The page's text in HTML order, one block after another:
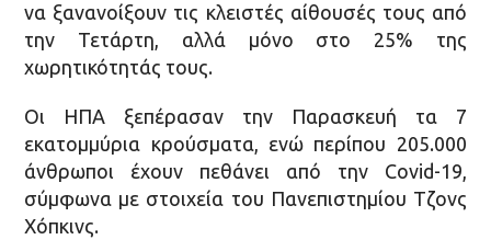
να ξανανοίξουν τις κλειστές αίθουσές τους από
την Τετάρτη, αλλά μόνο στο 25% της
χωρητικότητάς τους.
Οι ΗΠΑ ξεπέρασαν την Παρασκευή τα 7
εκατομμύρια κρούσματα, ενώ περίπου 205.000
άνθρωποι έχουν πεθάνει από την Covid-19,
σύμφωνα με στοιχεία του Πανεπιστημίου Τζονς
Χόπκινς.